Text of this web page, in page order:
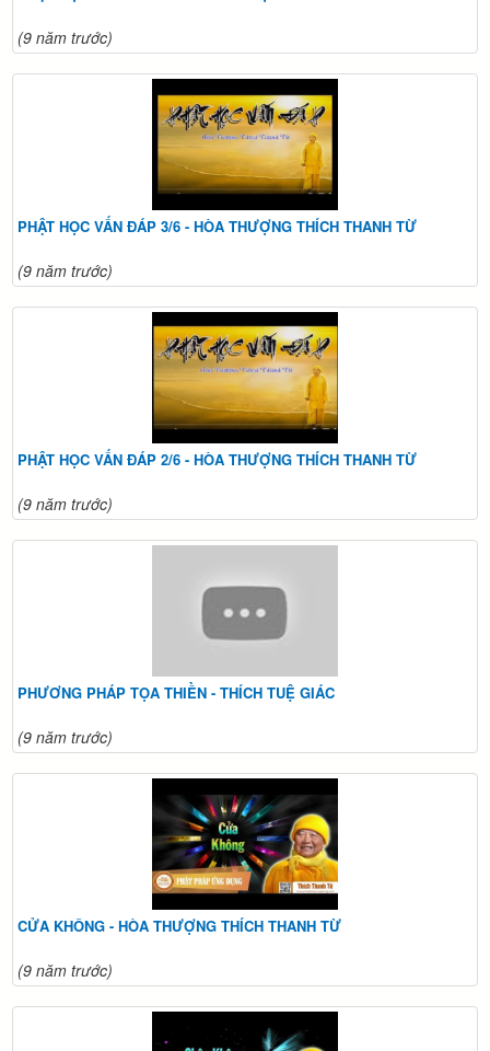
(9 năm trước)
PHẬT HỌC VẤN ĐÁP 3/6 - HÒA THƯỢNG THÍCH THANH TỪ
(9 năm trước)
PHẬT HỌC VẤN ĐÁP 2/6 - HÒA THƯỢNG THÍCH THANH TỪ
(9 năm trước)
PHƯƠNG PHÁP TỌA THIỀN - THÍCH TUỆ GIÁC
(9 năm trước)
CỬA KHÔNG - HÒA THƯỢNG THÍCH THANH TỪ
(9 năm trước)